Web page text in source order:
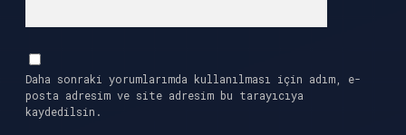
Daha sonraki yorumlarımda kullanılması için adım, e-
posta adresim ve site adresim bu tarayıcıya
kaydedilsin.